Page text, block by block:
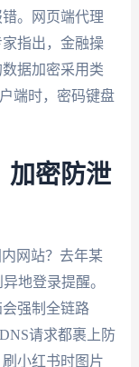
。网页端代理
指出，金融操
据加密采用类
端时，密码键盘
加密防泄
网站？去年某
地登录提醒。
强制全链路
请求都裹上防
小红书时图片